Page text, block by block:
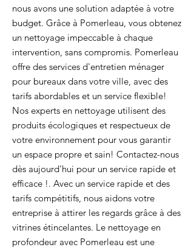
nous avons une solution adaptée à votre
budget. Grâce à Pomerleau, vous obtenez
un nettoyage impeccable à chaque
intervention, sans compromis. Pomerleau
offre des services d'entretien ménager
pour bureaux dans votre ville, avec des
tarifs abordables et un service flexible!
Nos experts en nettoyage utilisent des
produits écologiques et respectueux de
votre environnement pour vous garantir
un espace propre et sain! Contactez-nous
dès aujourd'hui pour un service rapide et
efficace !. Avec un service rapide et des
tarifs compétitifs, nous aidons votre
entreprise à attirer les regards grâce à des
vitrines étincelantes. Le nettoyage en
profondeur avec Pomerleau est une